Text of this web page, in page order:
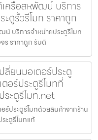
ครือสหพัฒน์ บริการ
ตูรั้วรีโมท ราคาถูก
บริการจำหน่ายประตูรีโมท
ร ราคาถูก รับติ
ลี่ยนมอเตอร์ประตู
อร์ประตูรีโมทที่
ระตูรีโมท.net
ร์ประตูรีโมทด้วยสินค้าจากร้าน
ะตูรีโมทแท้